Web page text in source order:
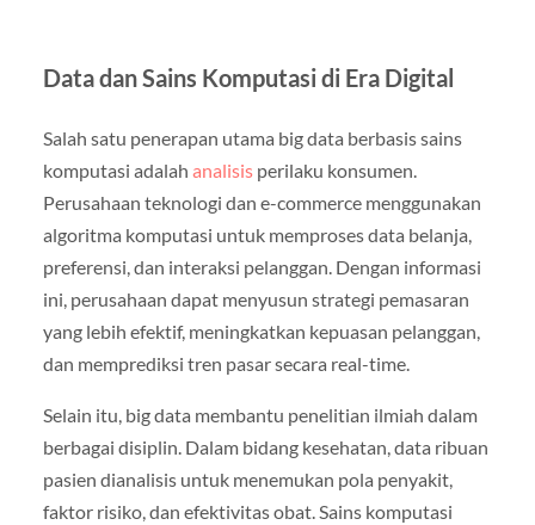
Data dan Sains Komputasi di Era Digital
Salah satu penerapan utama big data berbasis sains
komputasi adalah analisisperilaku konsumen.
Perusahaan teknologi dan e-commerce menggunakan
algoritma komputasi untuk memproses data belanja,
preferensi, dan interaksi pelanggan. Dengan informasi
ini, perusahaan dapat menyusun strategi pemasaran
yang lebih efektif, meningkatkan kepuasan pelanggan,
dan memprediksi tren pasar secara real-time.
Selain itu, big data membantu penelitian ilmiah dalam
berbagai disiplin. Dalam bidang kesehatan, data ribuan
pasien dianalisis untuk menemukan pola penyakit,
faktor risiko, dan efektivitas obat. Sains komputasi